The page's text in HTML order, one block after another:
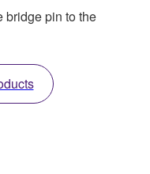
bridge pin to the